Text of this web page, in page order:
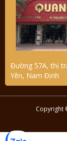
Đường 57A, thị
Yên, Nam Định
Copyright